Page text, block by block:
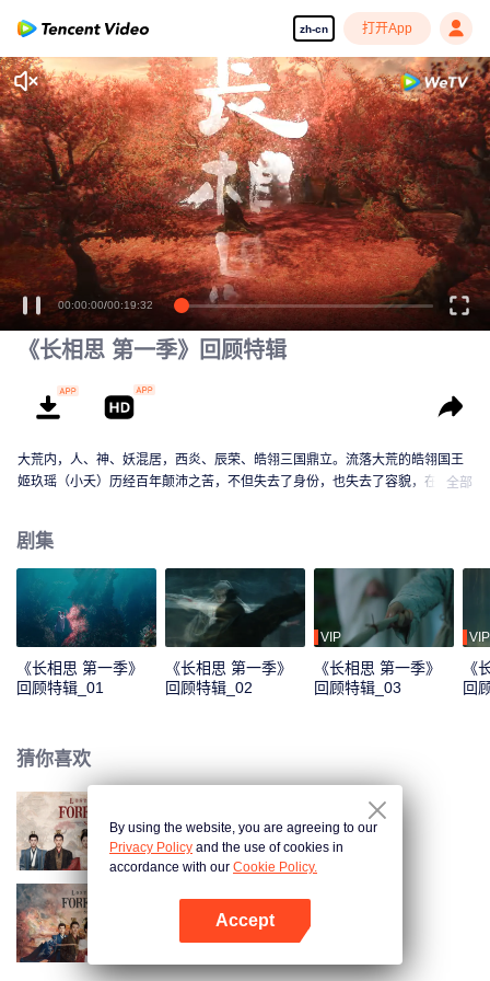
zh-cn 打开App
00:00:00/00:19:32
《长相思 第一季》回顾特辑
大荒内，人、神、妖混居，西炎、辰荣、皓翎三国鼎立。流落大荒的皓翎国王
姬玖瑶（小夭）历经百年颠沛之苦，不但失去了身份，也失去了容貌，在清水
隐忍蛰伏，为了寻找小夭走遍大荒，来到清水镇。清水镇的日子平淡温馨，玟
小六意外救了垂危的青丘公子涂山璟，朝夕相处中二人情愫渐生；玟小六又与
九头妖相柳不打不相识，惺惺相惜结为知己。玟小六和玱玹相见不相识，几经
波折，才终与玱玹相认，恢复王姬身份。为了一统天下，玱玹舍私情要王座，
相柳守义战死、小夭帮助玱玹完成大业后，与涂山璟隐逸江湖。思而不得的玱
玹将所有精力都放在了治理国家上，因为他知道，只要天下太平，他的小夭就
能够幸福安康。
全部
剧集
《长相思 第一季》
回顾特辑_01
《长相思 第一季》
回顾特辑_02
VIP
《长相思 第一季》
回顾特辑_03
VIP
《
回
猜你喜欢
长相思 第二季
长相思 第一季
By using the website, you are agreeing to our
Privacy Policy and the use of cookies in
accordance with our Cookie Policy.
Accept